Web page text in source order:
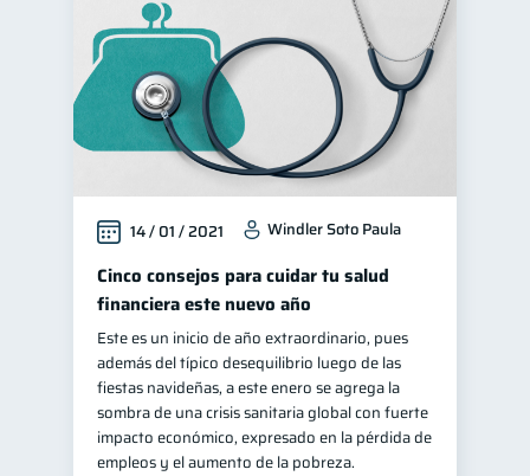
14 / 01 / 2021 Windler Soto Paula
Cinco consejos para cuidar tu salud
financiera este nuevo año
Este es un inicio de año extraordinario, pues
además del típico desequilibrio luego de las
fiestas navideñas, a este enero se agrega la
sombra de una crisis sanitaria global con fuerte
impacto económico, expresado en la pérdida de
empleos y el aumento de la pobreza.